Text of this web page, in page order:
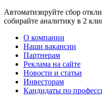
Автоматизируйте сбор
собирайте аналитику в 2
О компании
Наши вакансии
Партнерам
Реклама на сайте
Новости и статьи
Инвесторам
Кандидаты по